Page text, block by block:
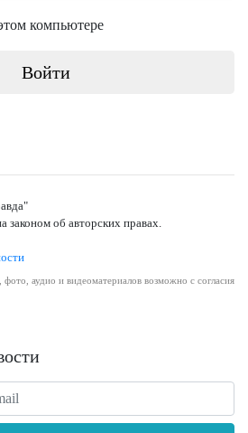
компьютере
об авторских правах.
аудио и видеоматериалов возможно с согласия